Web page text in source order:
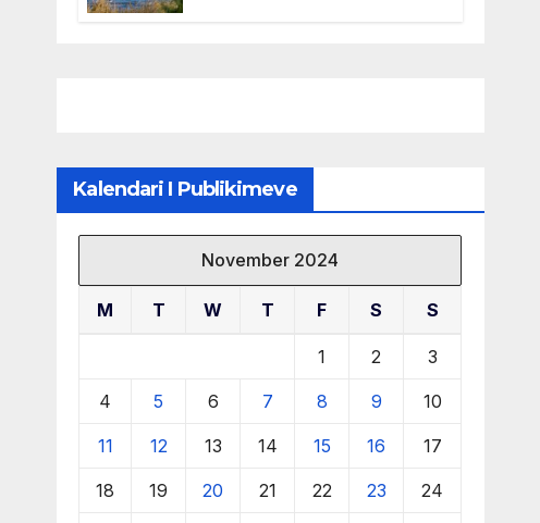
Kalendari I Publikimeve
November 2024
M T W T F S S
1 2 3
4 5 6 7 8 9 10
11 12 13 14 15 16 17
18 19 20 21 22 23 24